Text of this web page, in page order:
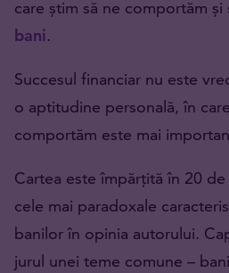
care știm să ne comportăm și
bani.
Succesul financiar nu este
o aptitudine personală, în
comportăm este mai
Cartea este împărțită în 20
cele mai paradoxale
banilor în opinia autorului.
jurul unei teme comune –